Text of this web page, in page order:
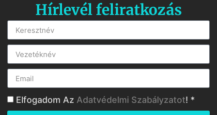
Hírlevél feliratkozás
Elfogadom Az Adatvédelmi Szabályzatot! *